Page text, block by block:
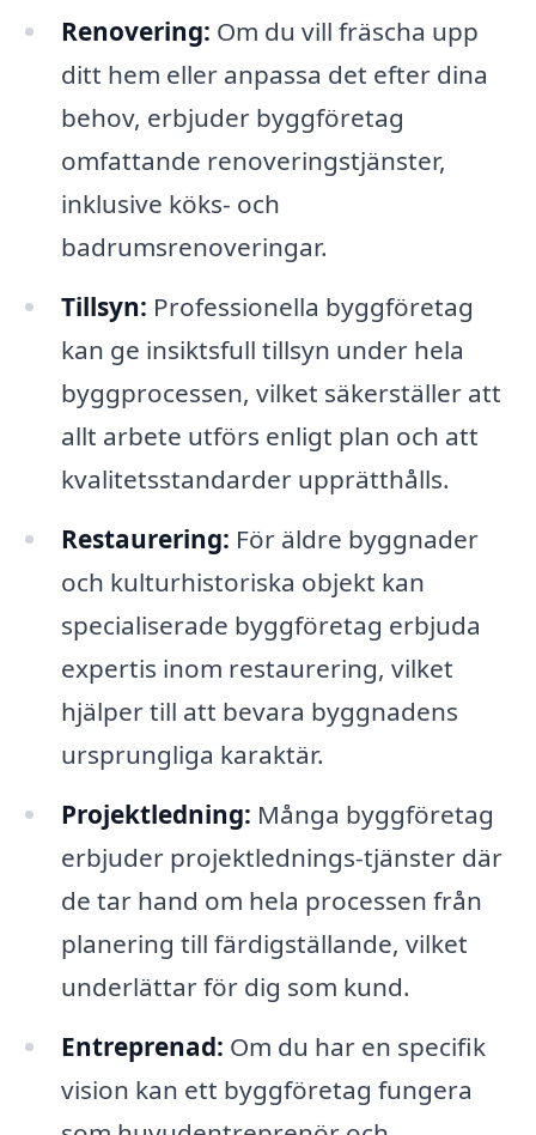
Renovering: Om du vill fräscha upp
ditt hem eller anpassa det efter dina
behov, erbjuder byggföretag
omfattande renoveringstjänster,
inklusive köks- och
badrumsrenoveringar.
Tillsyn: Professionella byggföretag
kan ge insiktsfull tillsyn under hela
byggprocessen, vilket säkerställer att
allt arbete utförs enligt plan och att
kvalitetsstandarder upprätthålls.
Restaurering: För äldre byggnader
och kulturhistoriska objekt kan
specialiserade byggföretag erbjuda
expertis inom restaurering, vilket
hjälper till att bevara byggnadens
ursprungliga karaktär.
Projektledning: Många byggföretag
erbjuder projektlednings-tjänster där
de tar hand om hela processen från
planering till färdigställande, vilket
underlättar för dig som kund.
Entreprenad: Om du har en specifik
vision kan ett byggföretag fungera